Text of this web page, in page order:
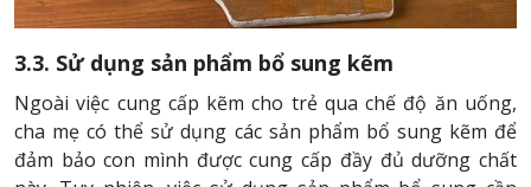
3.3. Sử dụng sản phẩm bổ sung kẽm
Ngoài việc cung cấp kẽm cho trẻ qua chế độ ăn uống,
cha mẹ có thể sử dụng các sản phẩm bổ sung kẽm để
đảm bảo con mình được cung cấp đầy đủ dưỡng chất